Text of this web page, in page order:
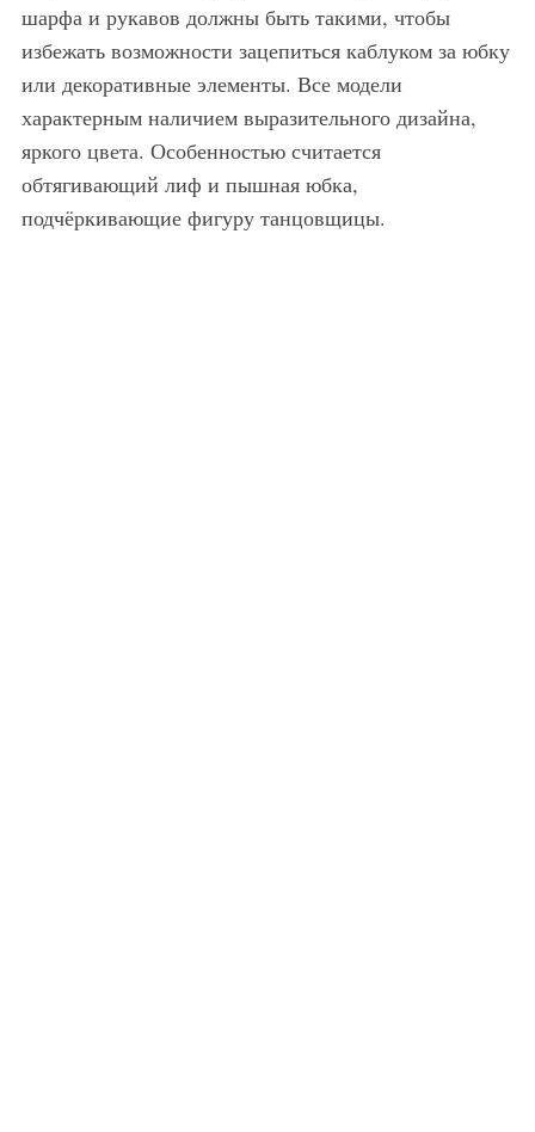
шарфа и рукавов должны быть такими, чтобы
избежать возможности зацепиться каблуком за юбку
или декоративные элементы. Все модели
характерным наличием выразительного дизайна,
яркого цвета. Особенностью считается
обтягивающий лиф и пышная юбка,
подчёркивающие фигуру танцовщицы.